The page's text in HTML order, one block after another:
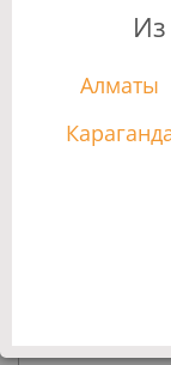
Из
Алматы